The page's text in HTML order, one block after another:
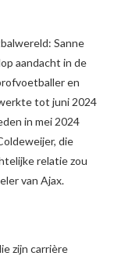
Sanne
aandacht in de
en
tot juni 2024
in mei 2024
die
relatie zou
van Ajax.
zijn carrière